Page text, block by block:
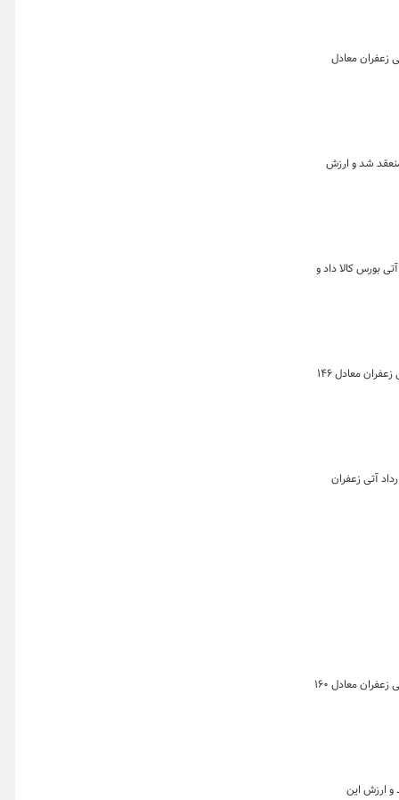
بازارهای گواهی، آتی و صندوق زعفران نشان می دهد که در این روز ۱،۹۸۷ قرارداد آتی زعفران معادل
ماه نشان می دهد که در هفته گذشته بیش از ۳۰ هزار قراردادآتی منعقد شد و ارزش
زعفران نگین به ارزش حدود ۱۲۹ میلیارد تومان در بازار آتی بورس کالا داد و
خلاصه معاملات بازار زعفران در روز ۱۶ اردیبهشت ماه ۱۴۰۴ به تفکیک بازارهای گواهی، آتی و صندوق زعفران نشان می دهد که در این روز ۱،۴۶۴ قرارداد آتی زعفران معادل ۱۴۶
در روز ۱۸ اردیبهشت ماه ۱۴۰۴ به تفکیک بازارهای گواهی، آتی و صندوق زعفران نشان می دهد که در این روز ۲ هزار و ۳۸۸ قرارداد آتی زعفران
خلاصه معاملات بازار زعفران در روز ۱۳ اردیبهشت ماه ۱۴۰۴ به تفکیک بازارهای گواهی، آتی و صندوق زعفران نشان می دهد که در این روز ۱،۵۹۷ قرارداد آتی زعفران معادل ۱۶۰
بیش از ۲۶ هزار قراردادآتی منعقد شد و ارزش این